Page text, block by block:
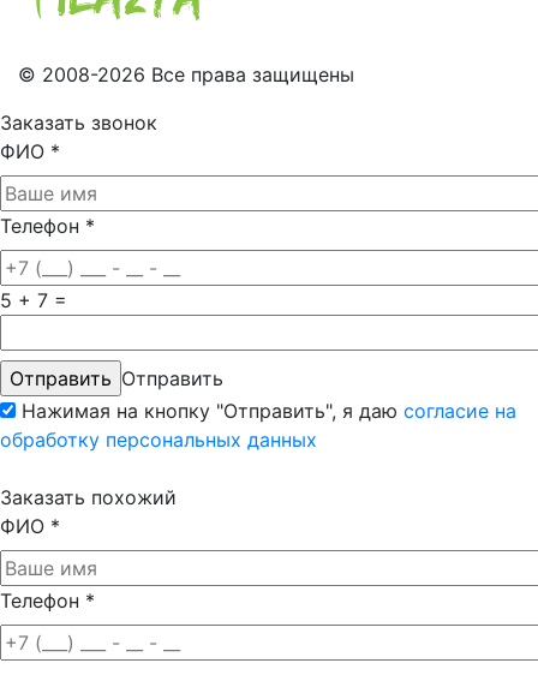
© 2008-2026 Все права защищены
Заказать звонок
ФИО *
Телефон *
5 + 7 =
Отправить
Нажимая на кнопку "Отправить", я даю согласие на
обработку персональных данных
Заказать похожий
ФИО *
Телефон *